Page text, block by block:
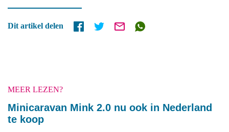
Dit artikel delen
MEER LEZEN?
Minicaravan Mink 2.0 nu ook in Nederland
te koop